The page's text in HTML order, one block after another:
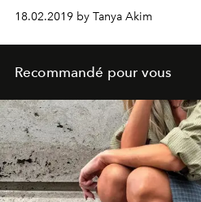
18.02.2019 by Tanya Akim
Recommandé pour vous